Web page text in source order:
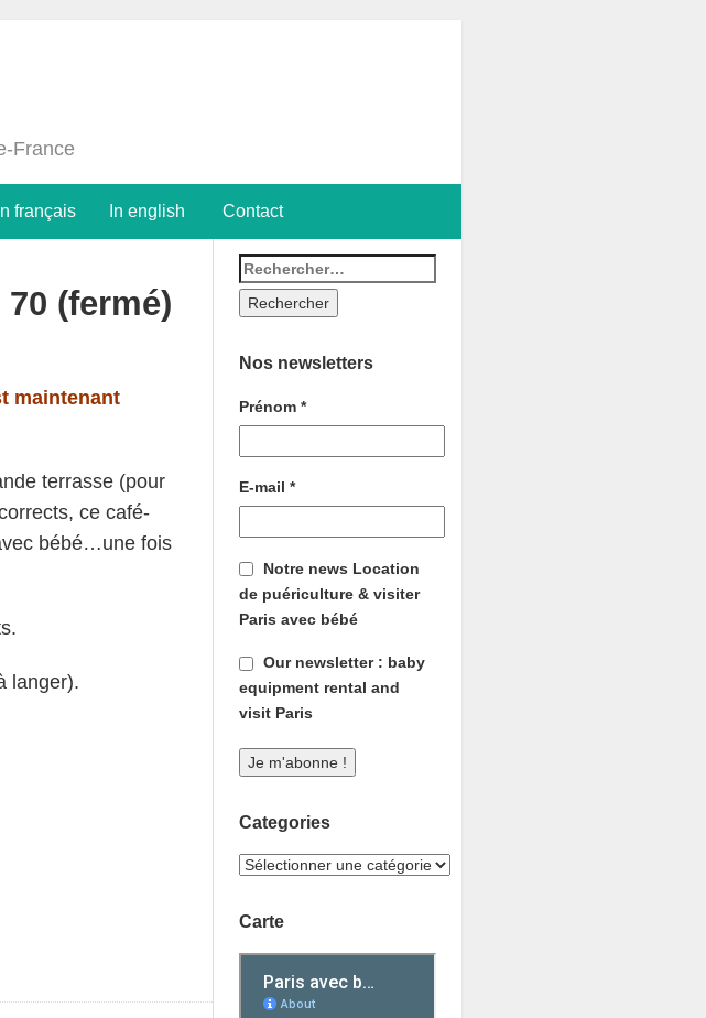
France
français In english Contact
(fermé)
maintenant
terrasse (pour
ce café-
bébé…une fois
langer).
Nos newsletters
Prénom*
E-mail*
Notre news Location
de puériculture & visiter
Paris avec bébé
Our newsletter : baby
equipment rental and
visit Paris
Categories
Carte